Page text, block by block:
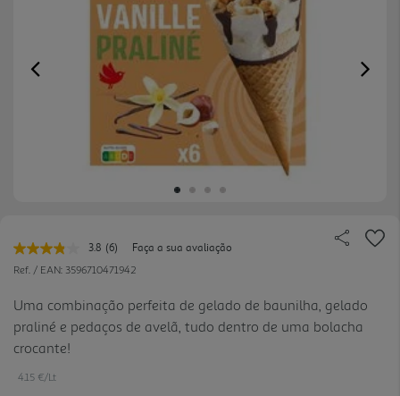
Previous
3.8 Leu
6
Link
para
a
mesma
(6)
Faça a sua avaliação
Ref. / EAN: 3596710471942
Uma combinação perfeita de gelado de baunilha, gelado
praliné e pedaços de avelã, tudo dentro de uma bolacha
crocante!
4.15 €/Lt